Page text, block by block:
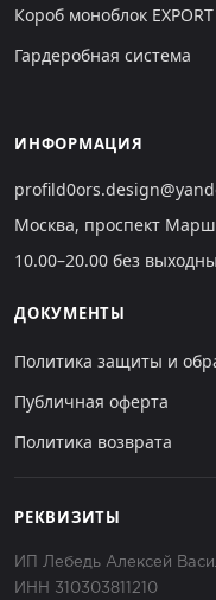
Короб моноблок EXPORT
Гардеробная система
ИНФОРМАЦИЯ
Москва, проспект
10.00–20.00 без
ДОКУМЕНТЫ
Политика защиты и
Публичная оферта
Политика возврата
РЕКВИЗИТЫ
ИП Лебедь Алексей
ИНН 310303811210